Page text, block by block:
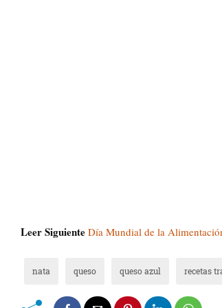
Leer Siguiente Día Mundial de la
nata queso queso azul recetas